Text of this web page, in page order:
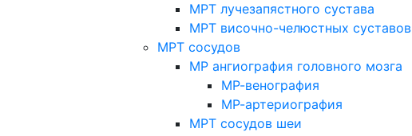
МРТ лучезапястного сустава
МРТ височно-челюстных суставов
МРТ сосудов
МР ангиография головного мозга
МР-венография
МР-артериография
МРТ сосудов шеи